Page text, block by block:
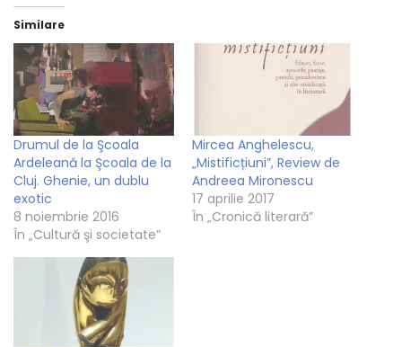
Similare
Drumul de la Şcoala
Ardeleană la Şcoala de la
Cluj. Ghenie, un dublu
exotic
8 noiembrie 2016
În „Cultură şi societate”
Mircea Anghelescu,
„Mistificțiuni”, Review de
Andreea Mironescu
17 aprilie 2017
În „Cronică literară”